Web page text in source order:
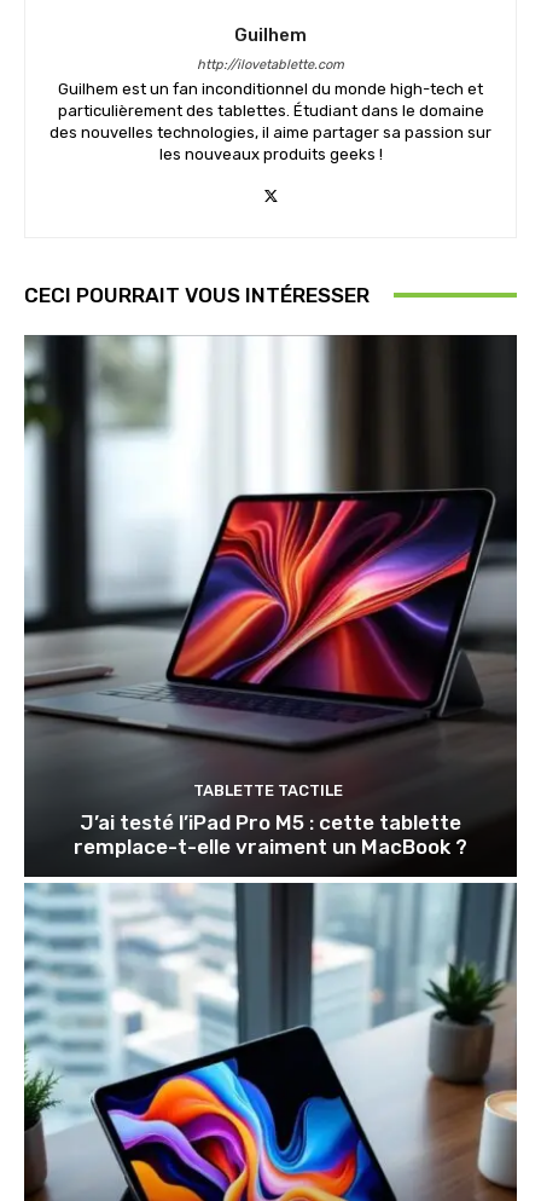
Guilhem
http://ilovetablette.com
Guilhem est un fan inconditionnel du monde high-tech et
particulièrement des tablettes. Étudiant dans le domaine
des nouvelles technologies, il aime partager sa passion sur
les nouveaux produits geeks !
CECI POURRAIT VOUS INTÉRESSER
TABLETTE TACTILE
J’ai testé l’iPad Pro M5 : cette tablette
remplace-t-elle vraiment un MacBook ?